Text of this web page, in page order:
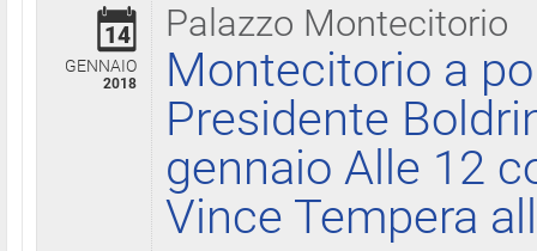
Palazzo Montecitorio
14
GENNAIO
2018
Montecitorio a
Presidente
gennaio Alle 12
Vince Tempera